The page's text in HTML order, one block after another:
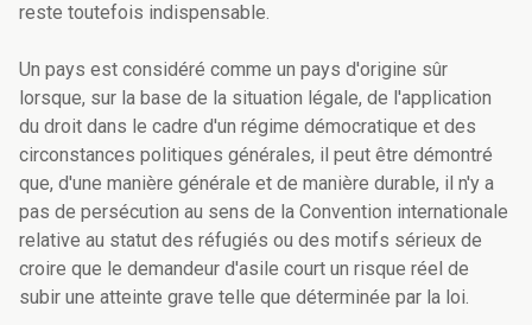
reste toutefois indispensable.
Un pays est considéré comme un pays d'origine sûr
lorsque, sur la base de la situation légale, de l'application
du droit dans le cadre d'un régime démocratique et des
circonstances politiques générales, il peut être démontré
que, d'une manière générale et de manière durable, il n'y a
pas de persécution au sens de la Convention internationale
relative au statut des réfugiés ou des motifs sérieux de
croire que le demandeur d'asile court un risque réel de
subir une atteinte grave telle que déterminée par la loi.